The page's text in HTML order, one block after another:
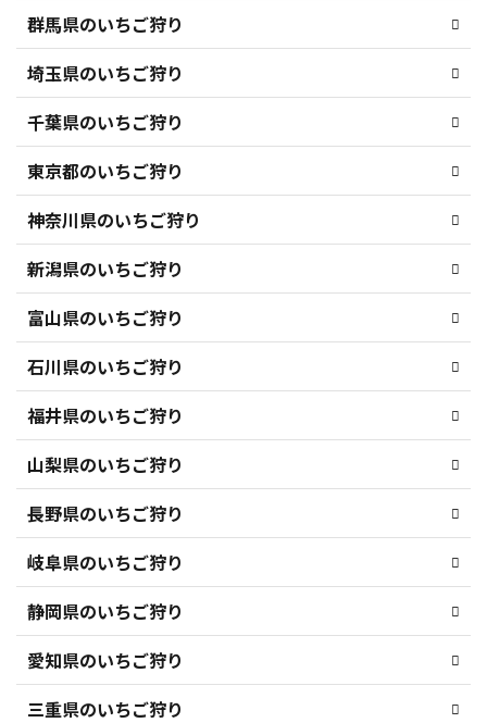
群馬県のいちご狩り
埼玉県のいちご狩り
千葉県のいちご狩り
東京都のいちご狩り
神奈川県のいちご狩り
新潟県のいちご狩り
富山県のいちご狩り
石川県のいちご狩り
福井県のいちご狩り
山梨県のいちご狩り
長野県のいちご狩り
岐阜県のいちご狩り
静岡県のいちご狩り
愛知県のいちご狩り
三重県のいちご狩り